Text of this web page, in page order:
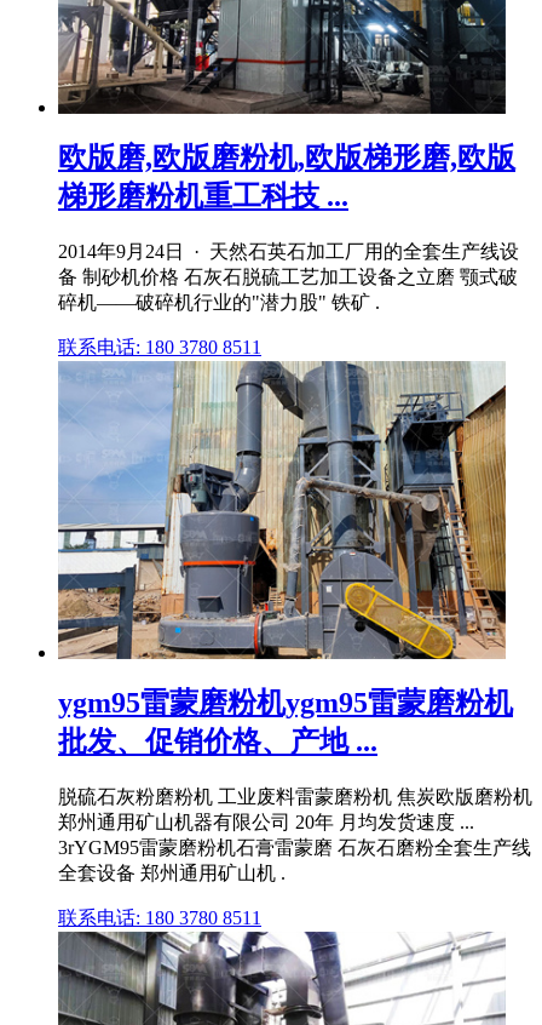
欧版磨,欧版磨粉机,欧版梯形磨,欧版
梯形磨粉机重工科技 ...
2014年9月24日 · 天然石英石加工厂用的全套生产线设
备 制砂机价格 石灰石脱硫工艺加工设备之立磨 颚式破
碎机——破碎机行业的"潜力股" 铁矿 .
联系电话: 180 3780 8511
ygm95雷蒙磨粉机ygm95雷蒙磨粉机
批发、促销价格、产地 ...
脱硫石灰粉磨粉机 工业废料雷蒙磨粉机 焦炭欧版磨粉机
郑州通用矿山机器有限公司 20年 月均发货速度 ...
3rYGM95雷蒙磨粉机石膏雷蒙磨 石灰石磨粉全套生产线
全套设备 郑州通用矿山机 .
联系电话: 180 3780 8511